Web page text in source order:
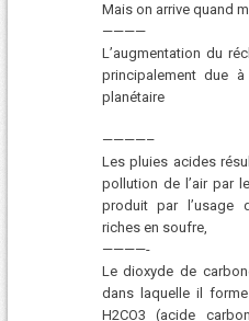
Mais on arrive quand
————
L’augmentation du
principalement due
planétaire
————–
Les pluies acides
pollution de l’air par
produit par l’usage
riches en soufre,
————-
Le dioxyde de
dans laquelle il
H2CO3 (acide